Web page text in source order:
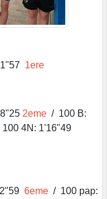
1ere
2eme / 100 B:
4N: 1'16"49
6eme / 100 pap: